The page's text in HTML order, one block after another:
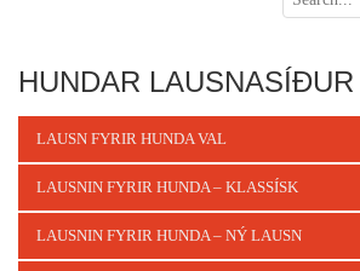
HUNDAR LAUSNASÍÐUR
LAUSN FYRIR HUNDA VAL
LAUSNIN FYRIR HUNDA – KLASSÍSK
LAUSNIN FYRIR HUNDA – NÝ LAUSN